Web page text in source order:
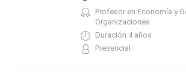
Profesor en Economía y
Organizaciones
Duración 4 años
Presencial